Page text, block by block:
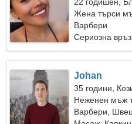
Жена търси
Варбери
Сериозна
Johan
35 години,
Неженен мъж
Варбери,